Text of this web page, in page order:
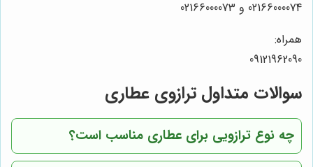
02166000074 و 02166000073
همراه:
09121962090
سوالات متداول ترازوی عطاری
چه نوع ترازویی برای عطاری مناسب است؟